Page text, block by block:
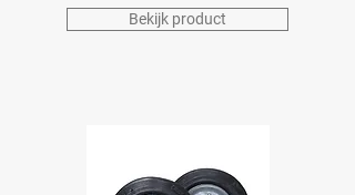
Bekijk product